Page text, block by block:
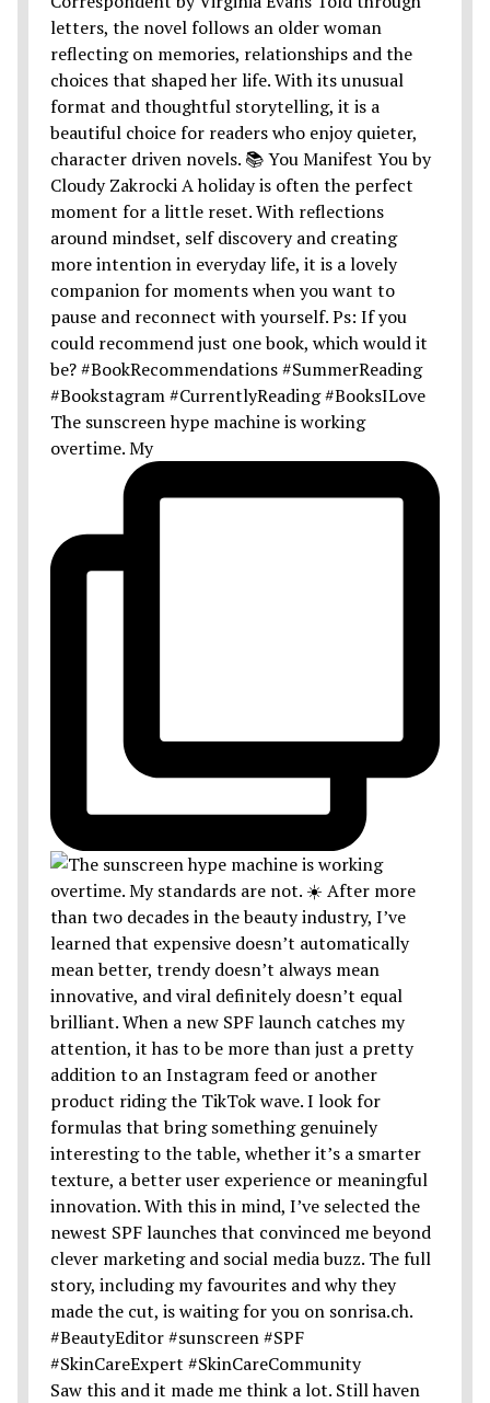
The sunscreen hype machine is working
overtime. My
Saw this and it made me think a lot. Still haven